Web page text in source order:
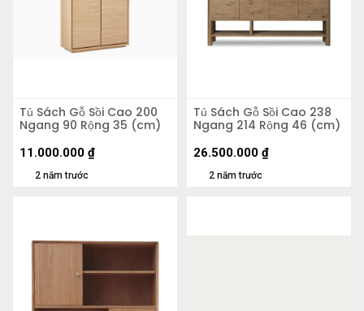
Tủ Sách Gỗ Sồi Cao 200
Ngang 90 Rộng 35 (cm)
2 năm trước
11.000.000 ₫
Tủ Sách Gỗ Sồi Cao 238
Ngang 214 Rộng 46 (cm)
2 năm trước
26.500.000 ₫